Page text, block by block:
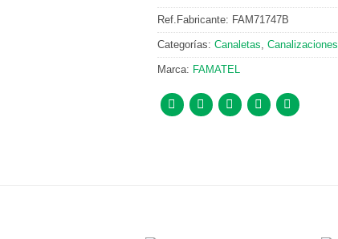
Ref.Fabricante: FAM71747B
Categorías: Canaletas Canalizaciones
Marca: FAMATEL